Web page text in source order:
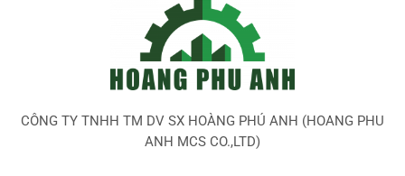
CÔNG TY TNHH TM DV SX HOÀNG PHÚ ANH (HOANG PHU
ANH MCS CO.,LTD)